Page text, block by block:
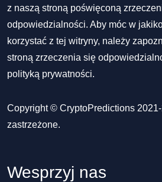
z naszą stroną poświęconą
odpowiedzialności. Aby móc w
korzystać z tej witryny, należy
stroną zrzeczenia się
polityką prywatności.
Copyright © CryptoPredictions
zastrzeżone.
Wesprzyj nas